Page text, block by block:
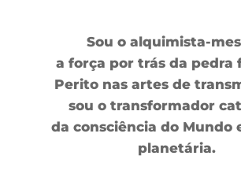
Sou o alquimista-
a força por trás da pedra
Perito nas artes de
sou o transformador
da consciência do Mundo
planetária.